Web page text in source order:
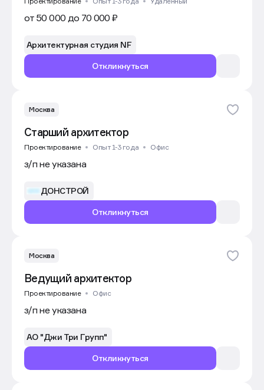
от 50 000 до 70 000 ₽
Откликнуться
Архитектурная студия NF
Москва
Старший архитектор
Проектирование Опыт 1-3 года Офис
з/п не указана
Откликнуться
ДОНСТРОЙ
Москва
Ведущий архитектор
Проектирование Офис
з/п не указана
Откликнуться
АО "Джи Три Групп"